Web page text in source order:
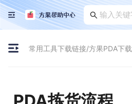
常用工具下载链接/方果PDA下载